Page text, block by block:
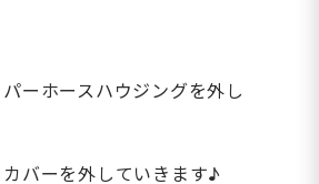
ーホースハウジングを外し
バーを外していきます♪